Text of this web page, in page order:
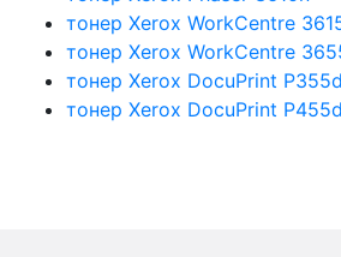
тонер Xerox WorkCentre
тонер Xerox WorkCentre
тонер Xerox DocuPrint P355d
тонер Xerox DocuPrint P455d